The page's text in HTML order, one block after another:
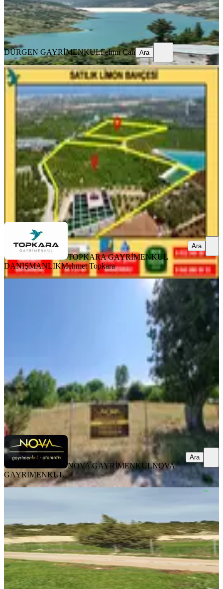
DÜRGEN GAYRİMENKULFehmi Can
Ara
DÜRGEN GAYRİMENKULFehmi Can Ara
Erdemli Batısandal Da Deniz
Manzaralı Satılık Limon Bahçesi
Erdemli, Batısandal Mahallesi
39115 m²·2.500/m²·30.05.2025
97.787.500 ₺
TOPKARA GAYRİMENKUL DANIŞMANLIKMehmet Topkara
TOPKARA GAYRİMENKUL
DANIŞMANLIKMehmet Topkara
Ara
Nova Dan Avgadı Yaylasında Yol
Cepheli 800m2 Hisseli Tarla
Erdemli, Aydınlar Mahallesi
19.06.2025
NOVA GAYRİMENKULNOVA GAYRİMENKUL
Ara
NOVA GAYRİMENKULNOVA
GAYRİMENKUL
Ara
Erdemli, Sarıkaya Mahallesi
2375 m²·1.221/m²·07.07.2025
2.900.000 ₺3.000.000 ₺